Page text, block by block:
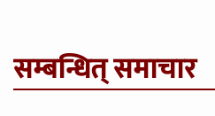
सम्बन्धित् समाचार